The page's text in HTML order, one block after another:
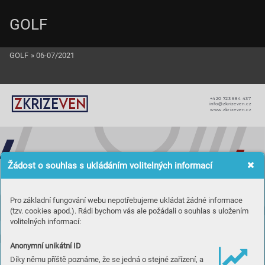
Žádost o souhlas s ukládáním volitelných informací
Pro základní fungování webu nepotřebujeme ukládat žádné informace
(tzv. cookies apod.). Rádi bychom vás ale požádali o souhlas s uložením
volitelných informací:
Anonymní unikátní ID
Díky němu příště poznáme, že se jedná o stejné zařízení, a
+420 723 684 437
info@zkrizeven.cz
www .zkrizeven.cz


rychle

Z KRiZEVEN
GOLF
GOLF » 06-07/2021